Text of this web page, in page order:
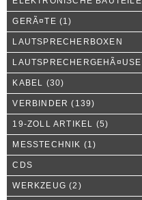
GERÃ¤TE (1)
LAUTSPRECHERBOXEN
LAUTSPRECHERGEHÃ¤USE
KABEL (30)
VERBINDER (139)
19-ZOLL ARTIKEL (5)
MESSTECHNIK (1)
CDS
WERKZEUG (2)